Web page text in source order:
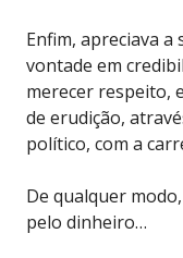
Enfim, apreciava a
vontade em
merecer respeito,
de erudição,
político, com a
De qualquer
pelo dinheiro…